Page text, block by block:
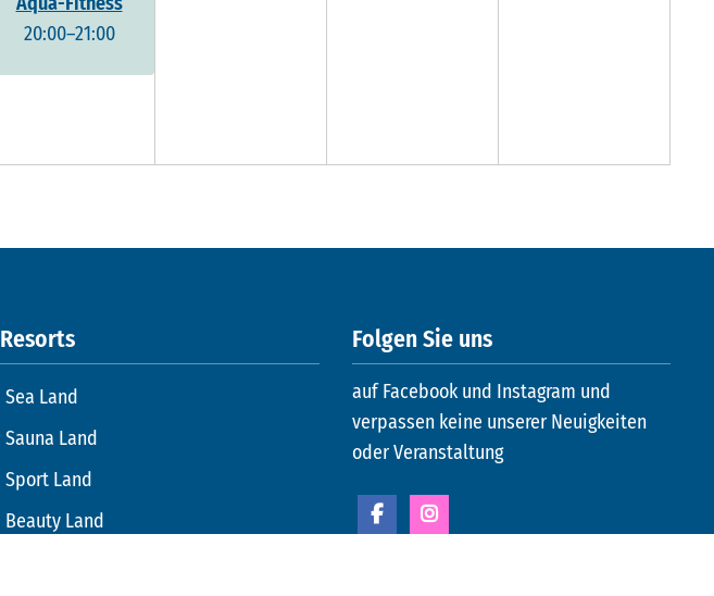
20:00–21:00
Resorts
Sea Land
Sauna Land
Sport Land
Beauty Land
Folgen Sie uns
auf Facebook und Instagram und
verpassen keine unserer Neuigkeiten
oder Veranstaltung